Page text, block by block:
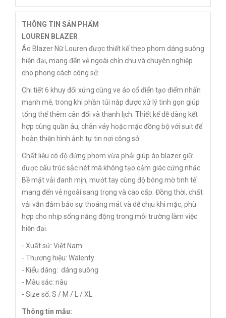
THÔNG TIN SẢN PHẨM
LOUREN BLAZER
Áo Blazer Nữ Louren được thiết kế theo phom dáng suông
hiện đại, mang đến vẻ ngoài chỉn chu và chuyên nghiệp
cho phong cách công sở.
Chi tiết 6 khuy đối xứng cùng ve áo cổ điển tạo điểm nhấn
mạnh mẽ, trong khi phần túi nắp được xử lý tinh gọn giúp
tổng thể thêm cân đối và thanh lịch. Thiết kế dễ dàng kết
hợp cùng quần âu, chân váy hoặc mặc đồng bộ với suit để
hoàn thiện hình ảnh tự tin nơi công sở.
Chất liệu có độ đứng phom vừa phải giúp áo blazer giữ
được cấu trúc sắc nét mà không tạo cảm giác cứng nhắc.
Bề mặt vải đanh mịn, mướt tay cùng độ bóng mờ tinh tế
mang đến vẻ ngoài sang trọng và cao cấp. Đồng thời, chất
vải vẫn đảm bảo sự thoáng mát và dễ chịu khi mặc, phù
hợp cho nhịp sống năng động trong môi trường làm việc
hiện đại.
- Xuất sứ: Việt Nam
- Thương hiệu: Walenty
- Kiểu dáng: dáng suông
- Màu sắc: nâu
- Size số: S / M / L / XL
Thông tin mẫu: